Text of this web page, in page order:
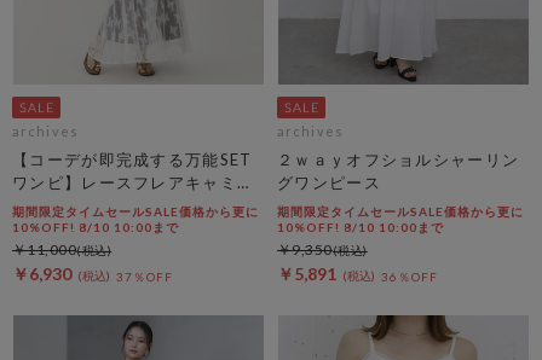
archives
【コーデが即完成する万能SET
ワンピ】レースフレアキャミＯ
Ｐ×ノースカットリブＯＰＳＥ
Ｔ
期間限定タイムセールSALE価格から更に
10%OFF! 8/10 10:00まで
￥6,930 37％OFF
￥11,000
archives
２ｗａｙオフショルシャーリン
グワンピース
期間限定タイムセールSALE価格から更に
10%OFF! 8/10 10:00まで
￥5,891 36％OFF
￥9,350